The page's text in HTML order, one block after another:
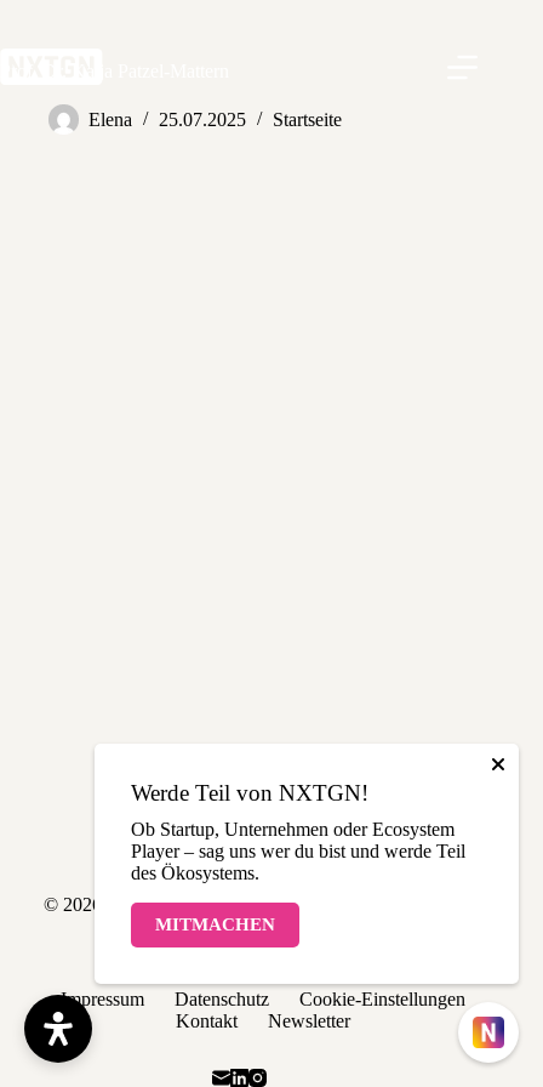
Elena 25.07.2025 Startseite
© 2026 NXTGN | Made with love in THE LÄND
Impressum Datenschutz
Cookie-Einstellungen
Kontakt
Newsletter
Werde Teil von NXTGN!
Ob Startup, Unternehmen oder Ecosystem
Player – sag uns wer du bist und werde Teil
des Ökosystems.
MITMACHEN